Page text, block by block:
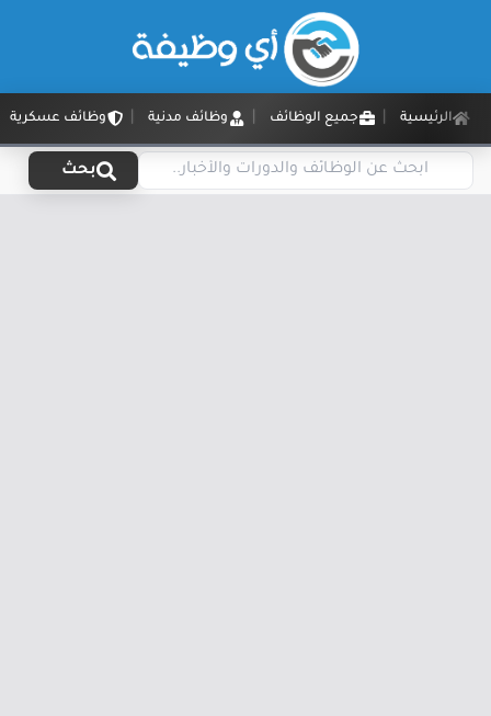
الرئيسية جميع الوظائف وظائف مدنية وظائف عسكرية
بحث